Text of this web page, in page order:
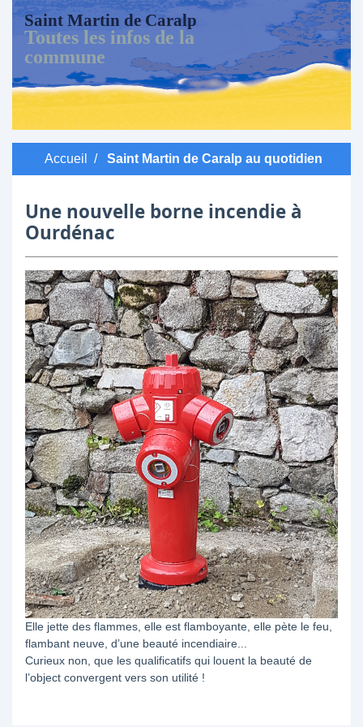
Saint Martin de Caralp
Toutes les infos de la
commune
Accueil / Saint Martin de Caralp au quotidien
Une nouvelle borne incendie à
Ourdénac
Elle jette des flammes, elle est flamboyante, elle pète le feu,
flambant neuve, d’une beauté incendiaire...
Curieux non, que les qualificatifs qui louent la beauté de
l’object convergent vers son utilité !